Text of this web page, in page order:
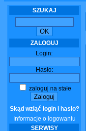
SZUKAJ
ZALOGUJ
Login:
Hasło:
zaloguj na stałe
Skąd wziąć login i hasło?
Informacje o logowaniu
SERWISY